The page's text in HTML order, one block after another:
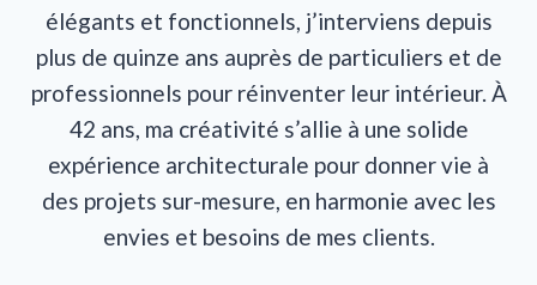
élégants et fonctionnels, j’interviens depuis
plus de quinze ans auprès de particuliers et de
professionnels pour réinventer leur intérieur. À
42 ans, ma créativité s’allie à une solide
expérience architecturale pour donner vie à
des projets sur-mesure, en harmonie avec les
envies et besoins de mes clients.